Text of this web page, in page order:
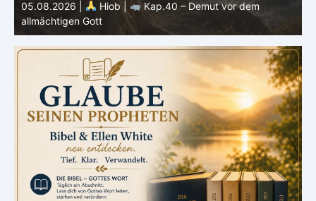
04.08.2026 |
Hiob |
Kap.39 – Gottes Weisheit in der
Schöpfung